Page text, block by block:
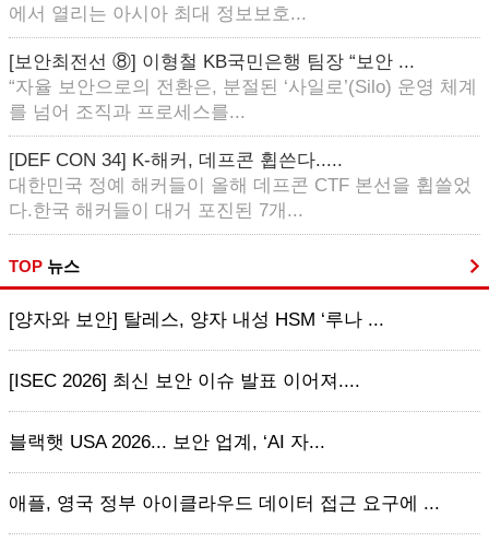
에서 열리는 아시아 최대 정보보호...
[보안최전선 ⑧] 이형철 KB국민은행 팀장 “보안 ...
“자율 보안으로의 전환은, 분절된 ‘사일로’(Silo) 운영 체계
를 넘어 조직과 프로세스를...
[DEF CON 34] K-해커, 데프콘 휩쓴다.....
대한민국 정예 해커들이 올해 데프콘 CTF 본선을 휩쓸었
다.한국 해커들이 대거 포진된 7개...
TOP 뉴스
[양자와 보안] 탈레스, 양자 내성 HSM ‘루나 ...
[ISEC 2026] 최신 보안 이슈 발표 이어져....
블랙햇 USA 2026... 보안 업계, ‘AI 자...
애플, 영국 정부 아이클라우드 데이터 접근 요구에 ...